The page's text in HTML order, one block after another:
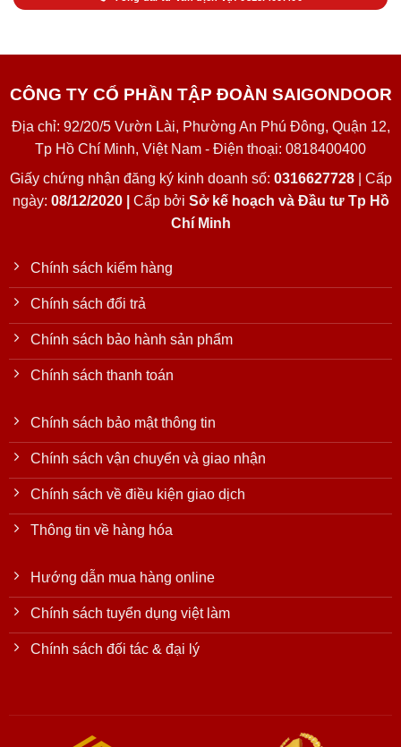
CÔNG TY CỔ PHẦN TẬP ĐOÀN SAIGONDOOR
Địa chỉ: 92/20/5 Vườn Lài, Phường An Phú Đông, Quận 12,
Tp Hồ Chí Minh, Việt Nam - Điện thoại: 0818400400
Giấy chứng nhận đăng ký kinh doanh số: 0316627728| Cấp
ngày: 08/12/2020 | Cấp bởi Sở kế hoạch và Đầu tư Tp Hồ
Chí Minh
Chính sách kiểm hàng
Chính sách đổi trả
Chính sách bảo hành sản phẩm
Chính sách thanh toán
Chính sách bảo mật thông tin
Chính sách vận chuyển và giao nhận
Chính sách về điều kiện giao dịch
Thông tin về hàng hóa
Hướng dẫn mua hàng online
Chính sách tuyển dụng việt làm
Chính sách đối tác & đại lý